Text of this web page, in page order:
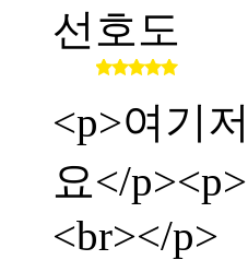
선호도
<p>여기
요</
<br></p>